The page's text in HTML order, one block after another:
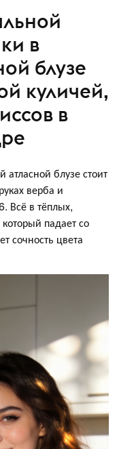
в
блузе
куличей,
в
блузе стоит
верба и
Всё в тёплых,
падает со
сочность цвета